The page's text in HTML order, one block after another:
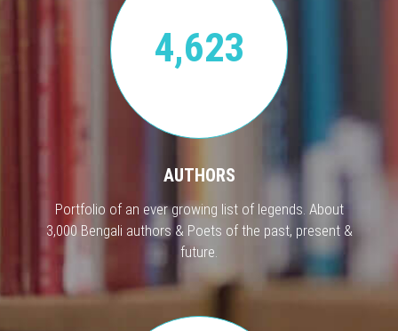
4,623
AUTHORS
Portfolio of an ever growing list of legends. About
3,000 Bengali authors & Poets of the past, present &
future.